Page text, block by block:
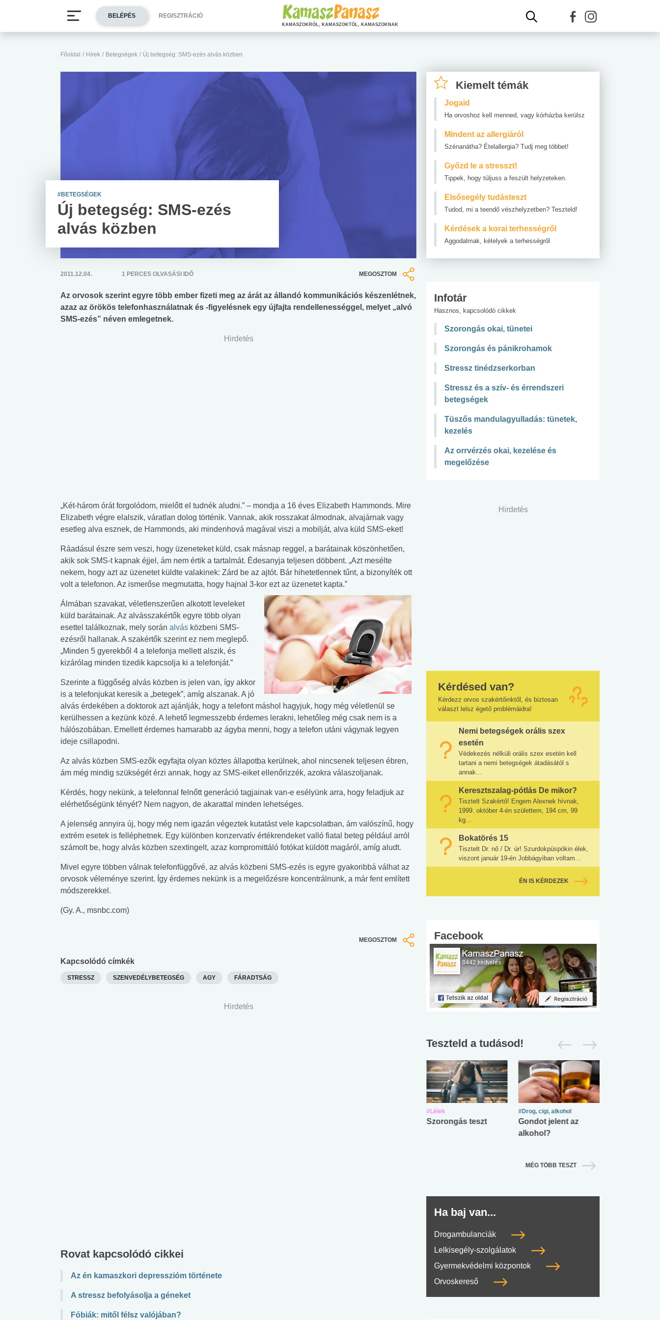
Főoldal / Hírek / Betegségek / Új betegség: SMS-ezés alvás közben
#BETEGSÉGEK
Új betegség: SMS-ezés
alvás közben
2011.12.04. 1 PERCES OLVASÁSI IDŐ MEGOSZTOM
Az orvosok szerint egyre több ember fizeti meg az árát az állandó kommunikációs készenlétnek,
azaz az örökös telefonhasználatnak és -figyelésnek egy újfajta rendellenességgel, melyet „alvó
SMS-ezés” néven emlegetnek.
Hirdetés
„Két-három órát forgolódom, mielőtt el tudnék aludni.” – mondja a 16 éves Elizabeth Hammonds. Mire
Elizabeth végre elalszik, váratlan dolog történik. Vannak, akik rosszakat álmodnak, alvajárnak vagy
esetleg alva esznek, de Hammonds, aki mindenhová magával viszi a mobilját, alva küld SMS-eket!
Ráadásul észre sem veszi, hogy üzeneteket küld, csak másnap reggel, a barátainak köszönhetően,
akik sok SMS-t kapnak éjjel, ám nem értik a tartalmát. Édesanyja teljesen döbbent. „Azt mesélte
nekem, hogy azt az üzenetet küldte valakinek: Zárd be az ajtót. Bár hihetetlennek tűnt, a bizonyíték ott
volt a telefonon. Az ismerőse megmutatta, hogy hajnal 3-kor ezt az üzenetet kapta.”
Álmában szavakat, véletlenszerűen alkotott leveleket
küld barátainak. Az alvásszakértők egyre több olyan
esettel találkoznak, mely során alvás közbeni SMS-
ezésről hallanak. A szakértők szerint ez nem meglepő.
„Minden 5 gyerekből 4 a telefonja mellett alszik, és
kizárólag minden tizedik kapcsolja ki a telefonját.”
Szerinte a függőség alvás közben is jelen van, így akkor
is a telefonjukat keresik a „betegek”, amíg alszanak. A jó
alvás érdekében a doktorok azt ajánlják, hogy a telefont máshol hagyjuk, hogy még véletlenül se
kerülhessen a kezünk közé. A lehető legmesszebb érdemes lerakni, lehetőleg még csak nem is a
hálószobában. Emellett érdemes hamarabb az ágyba menni, hogy a telefon utáni vágynak legyen
ideje csillapodni.
Az alvás közben SMS-ezők egyfajta olyan köztes állapotba kerülnek, ahol nincsenek teljesen ébren,
ám még mindig szükségét érzi annak, hogy az SMS-eiket ellenőrizzék, azokra válaszoljanak.
Kérdés, hogy nekünk, a telefonnal felnőtt generáció tagjainak van-e esélyünk arra, hogy feladjuk az
elérhetőségünk tényét? Nem nagyon, de akarattal minden lehetséges.
A jelenség annyira új, hogy még nem igazán végeztek kutatást vele kapcsolatban, ám valószínű, hogy
extrém esetek is felléphetnek. Egy különben konzervatív értékrendeket valló fiatal beteg például arról
számolt be, hogy alvás közben szextingelt, azaz kompromittáló fotókat küldött magáról, amíg aludt.
Mivel egyre többen válnak telefonfüggővé, az alvás közbeni SMS-ezés is egyre gyakoribbá válhat az
orvosok véleménye szerint. Így érdemes nekünk is a megelőzésre koncentrálnunk, a már fent említett
módszerekkel.
(Gy. A., msnbc.com)
MEGOSZTOM
Kapcsolódó címkék
STRESSZ SZENVEDÉLYBETEGSÉG AGY FÁRADTSÁG
Hirdetés
Rovat kapcsolódó cikkei
Az én kamaszkori depresszióm története
A stressz befolyásolja a géneket
Fóbiák: mitől félsz valójában?
Kiemelt témák
Jogaid
Ha orvoshoz kell menned, vagy kórházba kerülsz
Mindent az allergiáról
Szénanátha? Ételallergia? Tudj meg többet!
Győzd le a stresszt!
Tippek, hogy túljuss a feszült helyzeteken.
Elsősegély tudásteszt
Tudod, mi a teendő vészhelyzetben? Teszteld!
Kérdések a korai terhességről
Aggodalmak, kételyek a terhességről
Infotár
Hasznos, kapcsolódó cikkek
Szorongás okai, tünetei
Szorongás és pánikrohamok
Stressz tinédzserkorban
Stressz és a szív- és érrendszeri
betegségek
Tüszős mandulagyulladás: tünetek,
kezelés
Az orrvérzés okai, kezelése és
megelőzése
Hirdetés
Kérdésed van?
Kérdezz orvos szakértőinktől, és biztosan
választ lelsz égető problémáidra!
Nemi betegségek orális szex
esetén
Védekezés nélküli orális szex esetén kell
tartani a nemi betegségek átadásától s
annak...
Keresztszalag-pótlás De mikor?
Tisztelt Szakértő! Engem Alexnek hívnak,
1999. október 4-én születtem, 194 cm, 99
kg...
Bokatörés 15
Tisztelt Dr. nő / Dr. úr! Szurdokpüspökin élek,
viszont január 19-én Jobbágyiban voltam...
ÉN IS KÉRDEZEK
Facebook
Teszteld a tudásod!
#Lélek
Szorongás teszt
#Drog, cigi, alkohol
Gondot jelent az
alkohol?
MÉG TÖBB TESZT
Ha baj van...
Drogambulanciák
Lelkisegély-szolgálatok
Gyermekvédelmi központok
Orvoskereső
BELÉPÉS REGISZTRÁCIÓ
KAMASZOKRÓL, KAMASZOKTÓL, KAMASZOKNAK